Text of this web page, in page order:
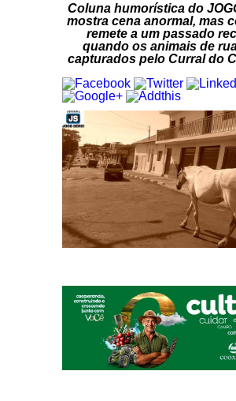
Coluna humorística do
mostra cena anormal, mas
remete a um passado
quando os animais de
capturados pelo Curral do